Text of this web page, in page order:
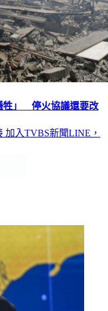
牲」 停火協議還要改
加入TVBS新聞LINE，